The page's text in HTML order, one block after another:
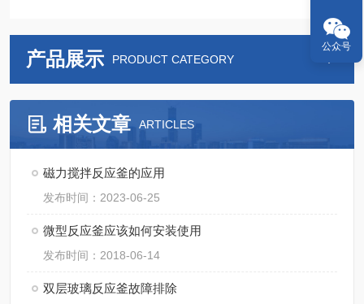
产品展示 PRODUCT CATEGORY
相关文章 ARTICLES
磁力搅拌反应釜的应用
发布时间：2023-06-25
微型反应釜应该如何安装使用
发布时间：2018-06-14
双层玻璃反应釜故障排除
公众号